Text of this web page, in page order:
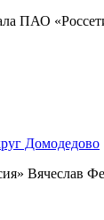
ПАО
Домодедово
Вячеслав